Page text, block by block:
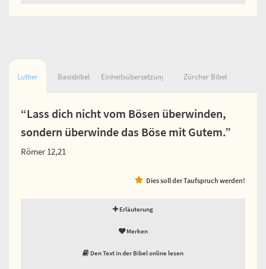
Luther Basisbibel Einheitsübersetzung Zürcher Bibel
“Lass dich nicht vom Bösen überwinden,
sondern überwinde das Böse mit Gutem.”
Römer 12,21
Dies soll der Taufspruch werden!
Erläuterung
Merken
Den Text in der Bibel online lesen